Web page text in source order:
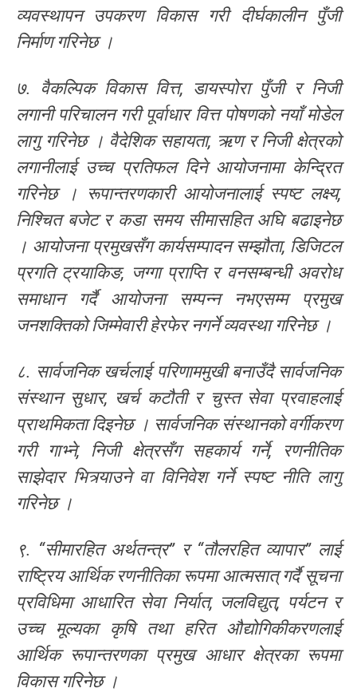
व्यवस्थापन उपकरण विकास गरी दीर्घकालीन पुँजी
निर्माण गरिनेछ ।
७. वैकल्पिक विकास वित्त, डायस्पोरा पुँजी र निजी
लगानी परिचालन गरी पूर्वाधार वित्त पोषणको नयाँ मोडेल
लागु गरिनेछ । वैदेशिक सहायता, ऋण र निजी क्षेत्रको
लगानीलाई उच्च प्रतिफल दिने आयोजनामा केन्द्रित
गरिनेछ । रूपान्तरणकारी आयोजनालाई स्पष्ट लक्ष्य,
निश्चित बजेट र कडा समय सीमासहित अघि बढाइनेछ
। आयोजना प्रमुखसँग कार्यसम्पादन सम्झौता, डिजिटल
प्रगति ट्रयाकिङ, जग्गा प्राप्ति र वनसम्बन्धी अवरोध
समाधान गर्दै आयोजना सम्पन्न नभएसम्म प्रमुख
जनशक्तिको जिम्मेवारी हेरफेर नगर्ने व्यवस्था गरिनेछ ।
८. सार्वजनिक खर्चलाई परिणाममुखी बनाउँदै सार्वजनिक
संस्थान सुधार, खर्च कटौती र चुस्त सेवा प्रवाहलाई
प्राथमिकता दिइनेछ । सार्वजनिक संस्थानको वर्गीकरण
गरी गाभ्ने, निजी क्षेत्रसँग सहकार्य गर्ने, रणनीतिक
साझेदार भित्र्याउने वा विनिवेश गर्ने स्पष्ट नीति लागु
गरिनेछ ।
९. “सीमारहित अर्थतन्त्र” र “तौलरहित व्यापार” लाई
राष्ट्रिय आर्थिक रणनीतिका रूपमा आत्मसात् गर्दै सूचना
प्रविधिमा आधारित सेवा निर्यात, जलविद्युत्, पर्यटन र
उच्च मूल्यका कृषि तथा हरित औद्योगिकीकरणलाई
आर्थिक रूपान्तरणका प्रमुख आधार क्षेत्रका रूपमा
विकास गरिनेछ ।